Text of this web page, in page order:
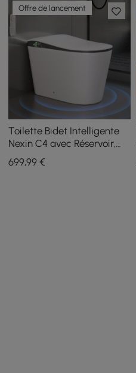
Offre de lancement
Toilette Bidet Intelligente
Nexin C4 avec Réservoir,
Bouclier de Mousse,
Stérilisation UV, Hauteur de
699,99 €